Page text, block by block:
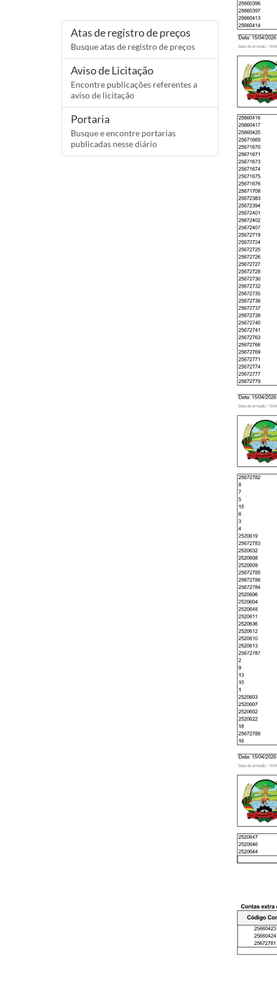
Atas de registro de preços
Busque atas de registro de preços
Aviso de Licitação
Encontre publicações referentes a
aviso de licitação
Portaria
Busque e encontre portarias
publicadas nesse diário